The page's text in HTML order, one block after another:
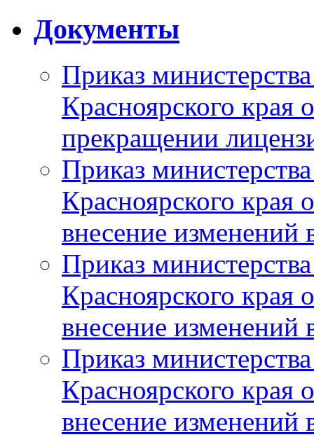
Документы
Приказ
Красноярского
прекращении
Приказ
Красноярского
внесение изменений
Приказ
Красноярского
внесение изменений
Приказ
Красноярского
внесение изменений